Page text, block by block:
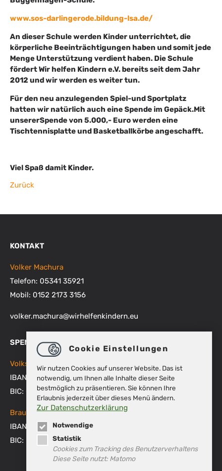
www.sos-darlingerode.bildung-lsa.de/
An dieser Schule werden Kinder unterrichtet, die
körperliche Beeinträchtigungen haben und somit jede
Menge Unterstützung verdient haben. Die Schule
fördert Wir helfen Kindern e.V. bereits seit dem Jahr
2012 und wir werden es weiter tun.
Für den neu anzulegenden Spiel-und Sportplatz
hatten wir natürlich auch eine Spende im Gepäck.Mit
unsererSpende von 5.000,- Euro werden eine
Tischtennisplatte und Basketballkörbe angeschafft.
Viel Spaß damit Kinder.
Zurück
KONTAKT
Volker Machura
Telefon: 05341 35921
Mobil: 0152 2173 3156
volker.machura@wirhelfenkindern.eu
SPENDENKONTEN
Volksbank BRAWO
IBAN: DE48 2699 1066 1512 9270 00
BIC: GENODEF1WOB
Braunschweigische Landessparkasse
IBAN: DE53 2505 0000 0151 8007 45
BIC: NOLADE2HXXX
Cookie Einstellungen
Wir nutzen Cookies auf unserer Website. Das ist
notwendig, um Ihnen alle Inhalte dieser Seite
bestmöglich zu präsentieren. Sie können Ihre
Erlaubnis jederzeit über dieses Menü ändern.
Zur Datenschutzerklärung
Notwendige
Statistik
Cookies zum Tracking des Benutzerverhaltens
Diese Seite nutzt: Matomo